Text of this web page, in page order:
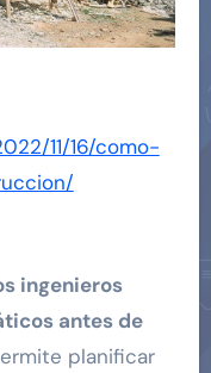
11/16/como-
ingenieros
antes de
planificar